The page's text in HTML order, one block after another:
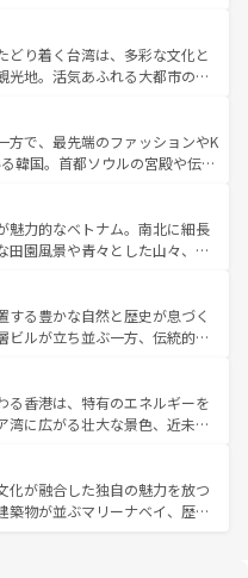
着のアメリカ
照してほしい。
人々を迎えてくれるハワイの
ードやハワイアンミュージッ
ど、すべてがハワイの魅力を彩
ハワイ情報
てほしい。
びえるウルル（エアーズロッ
原生林やケアンズの熱帯雨林な
また、カフェやワイン、オージ
しており、サーフィンやダイ
アウトドア好きにはたまらな
な魅力を存分に味わいつくそ
どり着く台湾は、多彩な文化と
光地。活気あふれる大都市の台
る台湾東部など、都市の喧騒
おり、訪れる人に新しい発見と
また、奥深い台湾の食文化も魅
など、バラエティ豊かな料理
新着の台湾情報は コンテンツ一覧を参
方で、最先端のファッションやK
韓国。首都ソウルの宮殿や伝統
折々の自然美を楽しむことが
焼肉、絶品のストリートフード
が待っている。夜には、韓国な
の多彩な魅力を心ゆくまで味
ほしい。 なお、新着の韓国情報はコンテンツ一
魅力的なベトナム。南北に細長
田園風景や青々とした山々、世
く。ハノイの古い町並みやホ
時代の建物も、独特の雰囲気を
ラエティの豊かさとおいしさで
ベトナムコーヒーなどは、ぜ
地域を訪れてもあたたかい人々
で、きっと忘れられない旅にな
する豊かな自然と歴史が息づく
ビルが立ち並ぶ一方、伝統的な
ではチェンマイなどの山岳地
ではプーケットやクラビの美し
楽しむことができる。タイ料理
、どの季節にも異なる楽しみ
いタイの人々、仏教を中心とし
資源が、訪れる旅人を魅了し続
る香港は、特有のエネルギーを
湾に広がる壮大な景色、近未来
はず。観光スポットが密集し
を回れるのも魅力。息をのむよ
まで、香港を存分に楽しみ尽く
化が融合した独自の魅力を放つ
築物が並ぶマリーナベイ、歴史